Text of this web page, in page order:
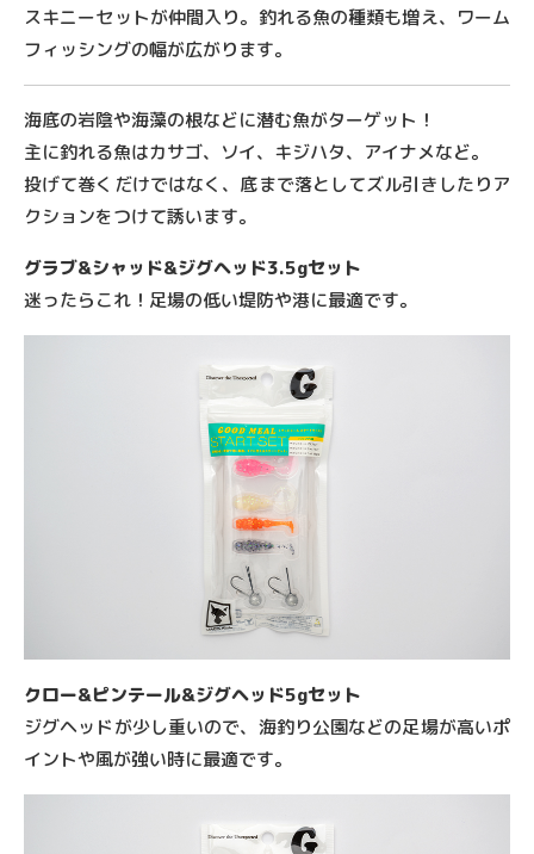
スキニーセットが仲間入り。 釣れる魚の種類も増え、ワーム
フィッシングの幅が広がります。
海底の岩陰や海藻の根などに潜む魚がターゲット！
主に釣れる魚はカサゴ、ソイ、キジハタ、アイナメなど。
投げて巻くだけではなく、底まで落としてズル引きしたりア
クションをつけて誘います。
グラブ&シャッド&ジグヘッド3.5gセット
迷ったらこれ！足場の低い堤防や港に最適です。
クロー&ピンテール&ジグヘッド5gセット
ジグヘッドが少し重いので、海釣り公園などの足場が高いポ
イントや風が強い時に最適です。